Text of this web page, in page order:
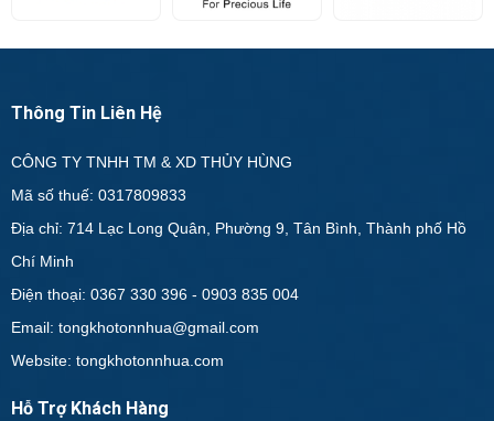
Thông Tin Liên Hệ
CÔNG TY TNHH TM & XD THỦY HÙNG
Mã số thuế: 0317809833
Địa chỉ: 714 Lạc Long Quân, Phường 9, Tân Bình, Thành phố Hồ
Chí Minh
Điện thoại: 0367 330 396 - 0903 835 004
Email: tongkhotonnhua@gmail.com
Website: tongkhotonnhua.com
Hỗ Trợ Khách Hàng